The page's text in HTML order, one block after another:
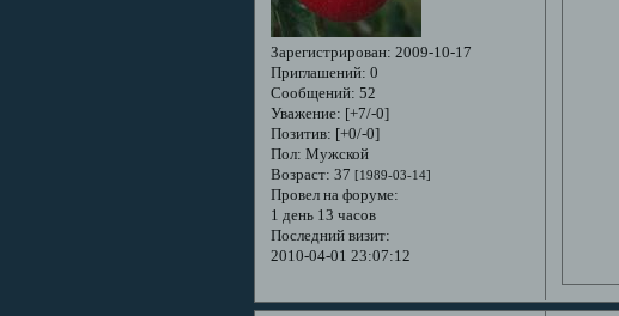
Зарегистрирован: 2009-10-17
Приглашений: 0
Сообщений: 52
Уважение: [+7/-0]
Позитив: [+0/-0]
Пол: Мужской
Возраст: 37 [1989-03-14]
Провел на форуме:
1 день 13 часов
Последний визит:
2010-04-01 23:07:12